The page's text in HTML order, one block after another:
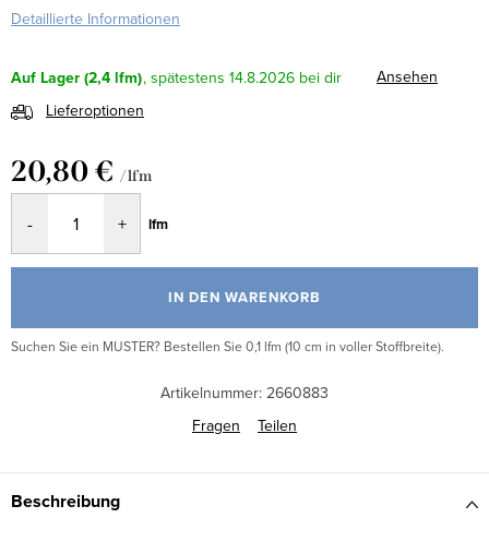
Detaillierte Informationen
Auf Lager (2,4 lfm) 14.8.2026
Ansehen
Lieferoptionen
20,80 € / lfm
lfm
IN DEN WARENKORB
Suchen Sie ein MUSTER? Bestellen Sie 0,1 lfm (10 cm in voller Stoffbreite).
Artikelnummer: 2660883
Fragen
Teilen
Beschreibung